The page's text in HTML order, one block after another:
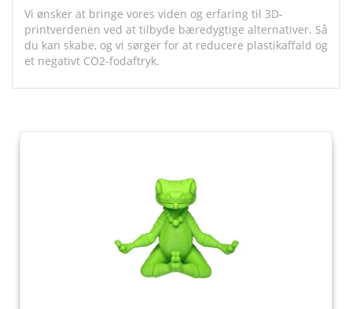
Vi ønsker at bringe vores viden og erfaring til 3D-
printverdenen ved at tilbyde bæredygtige alternativer. Så
du kan skabe, og vi sørger for at reducere plastikaffald og
et negativt CO2-fodaftryk.